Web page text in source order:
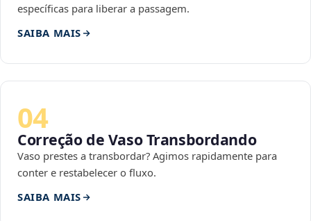
específicas para liberar a passagem.
SAIBA MAIS
04
Correção de Vaso Transbordando
Vaso prestes a transbordar? Agimos rapidamente para
conter e restabelecer o fluxo.
SAIBA MAIS